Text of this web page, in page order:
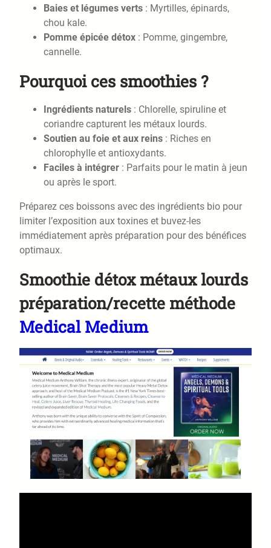
Baies et légumes verts : Myrtilles, épinards,
chou kale.
Pomme épicée détox : Pomme, gingembre,
cannelle.
Pourquoi ces smoothies ?
Ingrédients naturels : Chlorelle, spiruline et
coriandre capturent les métaux lourds.
Soutien au foie et aux reins : Riches en
chlorophylle et antioxydants.
Faciles à intégrer : Parfaits pour le matin à jeun
ou après le sport.
Préparez ces boissons avec des ingrédients bio pour
limiter l’exposition aux toxines et buvez-les
immédiatement après préparation pour des bénéfices
optimaux.
Smoothie détox métaux lourds
préparation/recette méthode
Medical Medium